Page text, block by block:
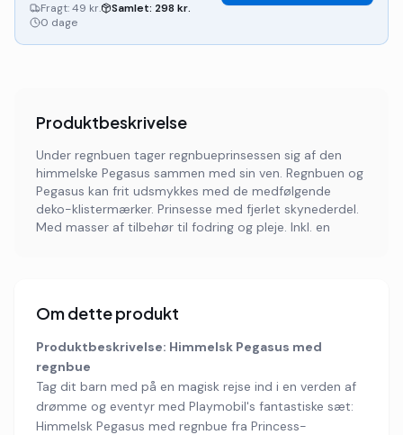
Fragt:49 kr. Samlet: 298 kr.
0 dage
Produktbeskrivelse
Under regnbuen tager regnbueprinsessen sig af den
himmelske Pegasus sammen med sin ven. Regnbuen og
Pegasus kan frit udsmykkes med de medfølgende
deko-klistermærker. Prinsesse med fjerlet skynederdel.
Med masser af tilbehør til fodring og pleje. Inkl. en
Om dette produkt
Produktbeskrivelse: Himmelsk Pegasus med
regnbue
Tag dit barn med på en magisk rejse ind i en verden af
drømme og eventyr med Playmobil's fantastiske sæt:
Himmelsk Pegasus med regnbue fra Princess-